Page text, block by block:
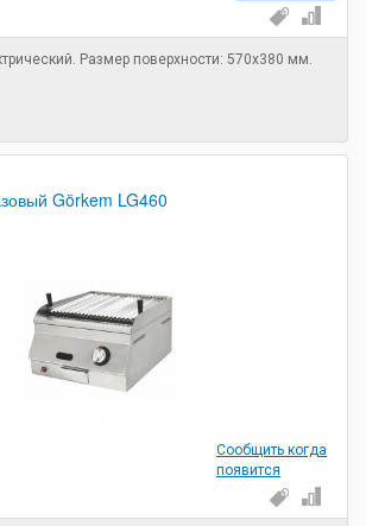
Размер поверхности: 570х380 мм.
Görkem LG460
Сообщить когда
появится